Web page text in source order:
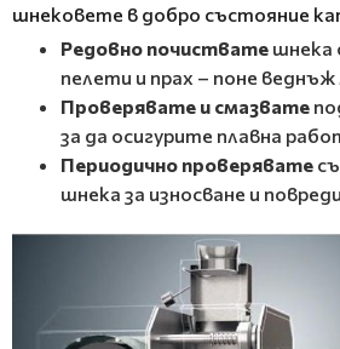
шнековете в добро състояние
Редовно почиствате шнека
пелети и прах – поне
Проверявате и смазвате
за да осигурите плавна
Периодично проверявате
шнека за износване и